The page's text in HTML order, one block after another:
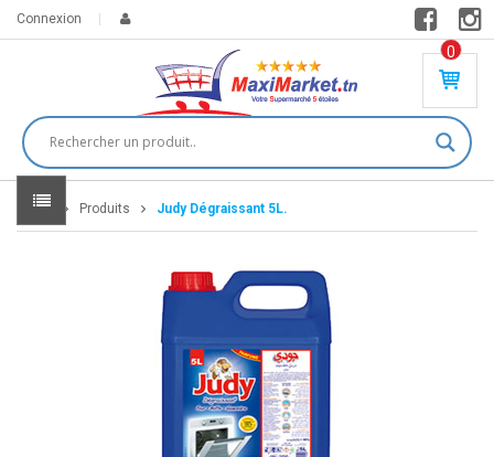
Connexion
0
PR
DU
IT(
S)
Home Produits Judy Dégraissant 5L.